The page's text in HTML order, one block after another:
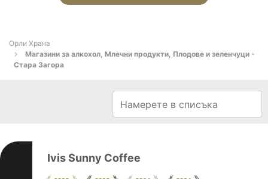
Орли Храна
Магазини за алкохол, Млечни продукти, Плодове и зеленчуци -
Стара Загора
Ivis Sunny Coffee